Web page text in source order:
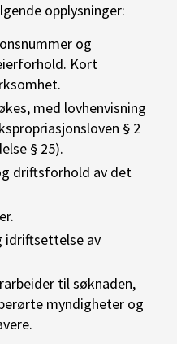
opplysninger:
og
Kort
med lovhenvisning
§ 2
§ 25).
driftsforhold av det
idriftsettelse av
til søknaden,
myndigheter og